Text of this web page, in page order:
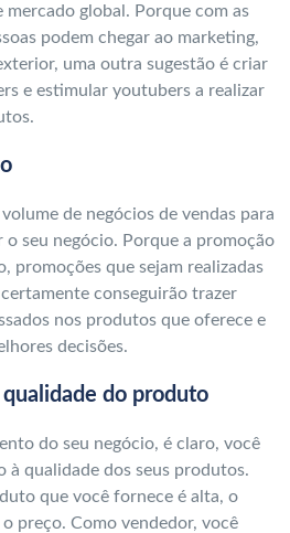
mercado global. Porque com as
podem chegar ao marketing,
uma outra sugestão é criar
e estimular youtubers a realizar
de negócios de vendas para
o seu negócio. Porque a promoção
promoções que sejam realizadas
conseguirão trazer
nos produtos que oferece e
decisões.
do produto
do seu negócio, é claro, você
à qualidade dos seus produtos.
que você fornece é alta, o
preço. Como vendedor, você